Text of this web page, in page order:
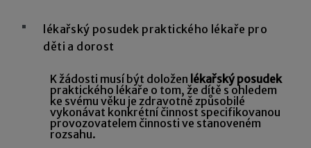
lékařský posudek praktického lékaře pro
děti a dorost
K žádosti musí být doložen lékařský posudek
praktického lékaře o tom, že dítě s ohledem
ke svému věku je zdravotně způsobilé
vykonávat konkrétní činnost specifikovanou
provozovatelem činnosti ve stanoveném
rozsahu.